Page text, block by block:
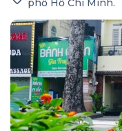
phố Hồ Chí Minh.